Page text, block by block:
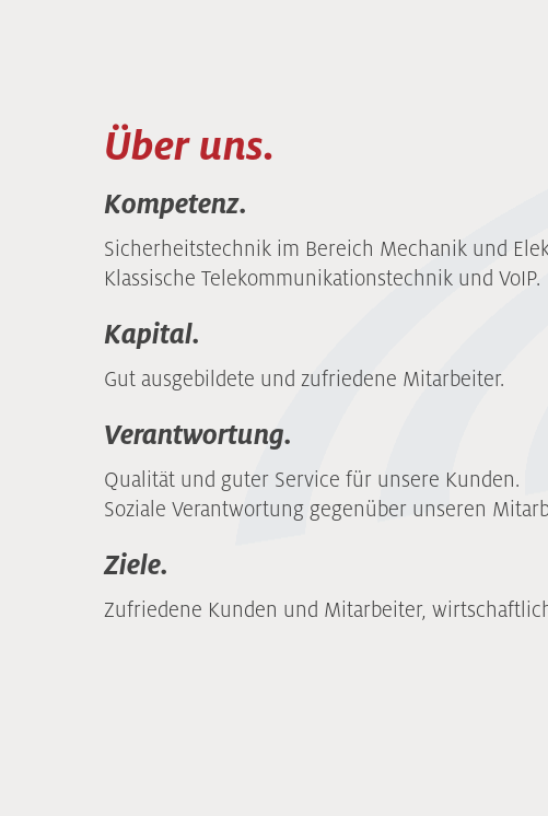
Über uns.
Kompetenz.
Sicherheitstechnik im Bereich Mechanik und
Klassische Telekommunikationstechnik und VoIP.
Kapital.
Gut ausgebildete und zufriedene Mitarbeiter.
Verantwortung.
Qualität und guter Service für unsere Kunden.
Soziale Verantwortung gegenüber unseren
Ziele.
Zufriedene Kunden und Mitarbeiter,